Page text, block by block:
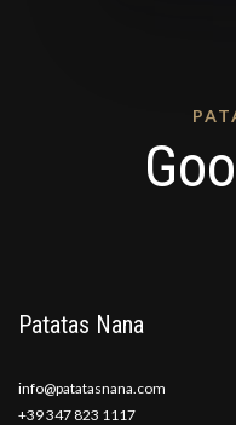
Patatas Nana
info@patatasnana.com
+39 347 823 1117